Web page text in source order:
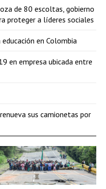
de 80 escoltas, gobierno
proteger a líderes sociales
en Colombia
en empresa ubicada entre
sus camionetas por